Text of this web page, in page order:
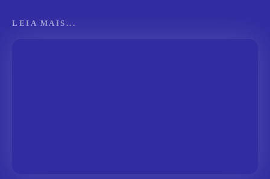
LEIA MAIS...